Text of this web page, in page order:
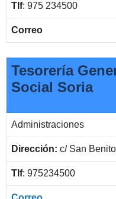
Tlf: 975 234500
Correo
Tesorería
Social Soria
Administraciones
Dirección: c/ San
Tlf: 975234500